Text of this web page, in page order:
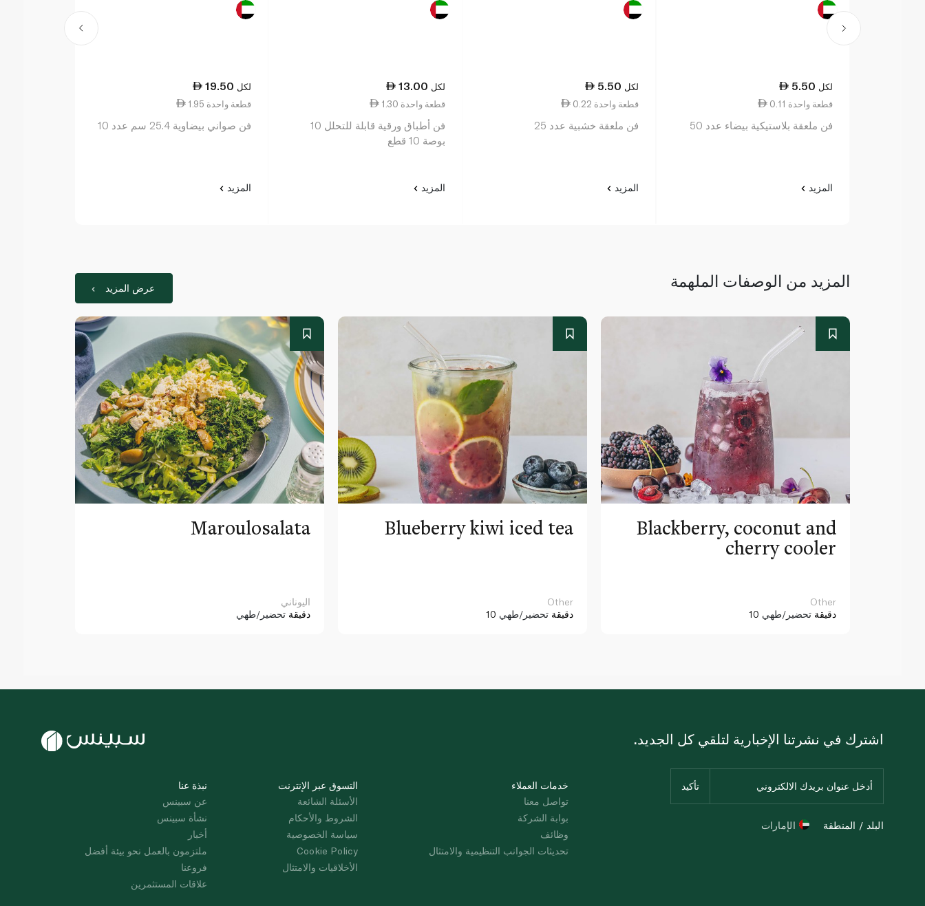
5.50 لكل
0.11 قطعة واحدة
فن ملعقة بلاستيكية بيضاء عدد 50
المزيد
5.50 لكل
0.22 قطعة واحدة
فن ملعقة خشبية عدد 25
المزيد
13.00 لكل
1.30 قطعة واحدة
فن أطباق ورقية قابلة للتحلل 10
بوصة 10 قطع
المزيد
19.50 لكل
1.95 قطعة واحدة
فن صواني بيضاوية 25.4 سم عدد 10
المزيد
المزيد من الوصفات الملهمة عرض المزيد
Maroulosalata
اليوناني
دقيقة تحضير/طهي
Blueberry kiwi iced tea
Other
10 دقيقة تحضير/طهي
Blackberry, coconut and
cherry cooler
Other
10 دقيقة تحضير/طهي
نبذة عنا
عن سبينس
نشأة سبينس
أخبار
ملتزمون بالعمل نحو بيئة أفضل
فروعنا
علاقات المستثمرين
التسوق عبر الإنترنت
الأسئلة الشائعة
الشروط والأحكام
سياسة الخصوصية
Cookie Policy
الأخلاقيات والامتثال
خدمات العملاء
تواصل معنا
بوابة الشركة
وظائف
تحديثات الجوانب التنظيمية والامتثال
اشترك في نشرتنا الإخبارية لتلقي كل الجديد.
البلد / المنطقة الإمارات